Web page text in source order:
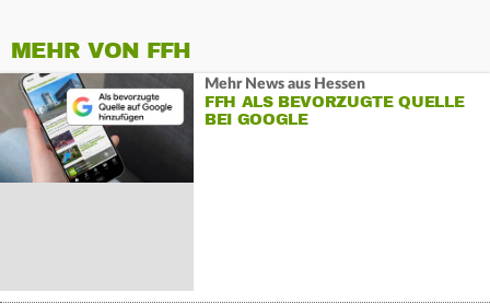
MEHR VON FFH
Mehr News aus Hessen
FFH ALS BEVORZUGTE QUELLE
BEI GOOGLE